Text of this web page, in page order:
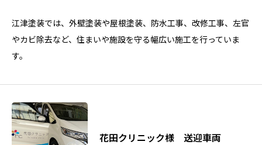
江津塗装では、外壁塗装や屋根塗装、防水工事、改修工事、左官
やカビ除去など、住まいや施設を守る幅広い施工を行っていま
す。
花田クリニック様 送迎車両